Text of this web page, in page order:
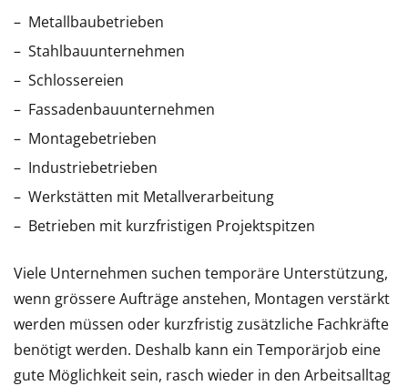
Metallbaubetrieben
Stahlbauunternehmen
Schlossereien
Fassadenbauunternehmen
Montagebetrieben
Industriebetrieben
Werkstätten mit Metallverarbeitung
Betrieben mit kurzfristigen Projektspitzen
Viele Unternehmen suchen temporäre Unterstützung,
wenn grössere Aufträge anstehen, Montagen verstärkt
werden müssen oder kurzfristig zusätzliche Fachkräfte
benötigt werden. Deshalb kann ein Temporärjob eine
gute Möglichkeit sein, rasch wieder in den Arbeitsalltag